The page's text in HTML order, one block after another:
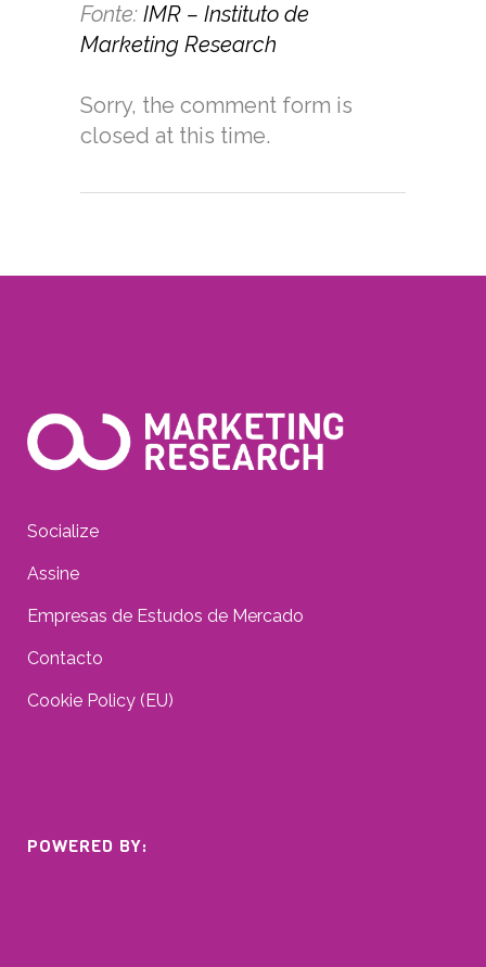
Fonte: IMR – Instituto de
Marketing Research
Sorry, the comment form is
closed at this time.
Socialize
Assine
Empresas de Estudos de Mercado
Contacto
Cookie Policy (EU)
POWERED BY: